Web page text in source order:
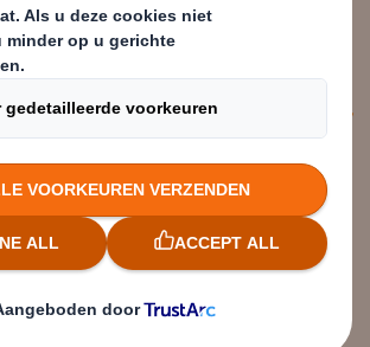
voor onze
Duurzaamheid &
van Zalando